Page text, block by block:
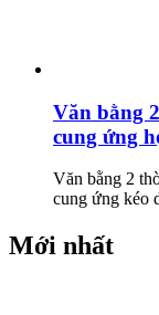
Văn bằng
cung ứng
Văn bằng 2
cung ứng kéo
Mới nhất